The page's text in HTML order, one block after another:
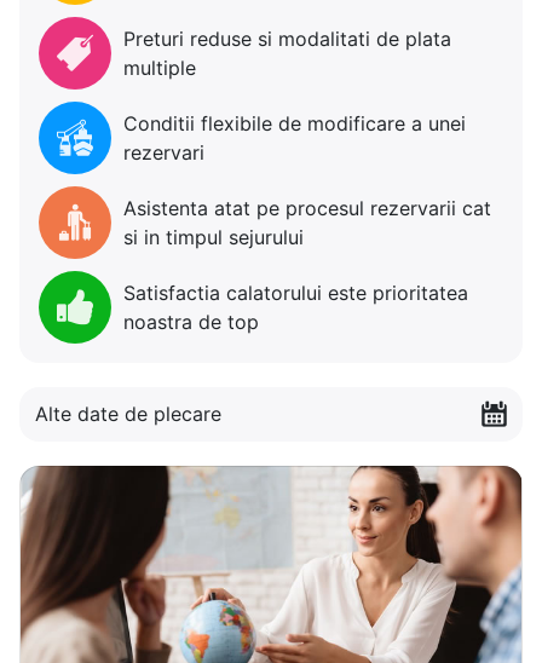
Preturi reduse si modalitati de plata
multiple
Conditii flexibile de modificare a unei
rezervari
Asistenta atat pe procesul rezervarii cat
si in timpul sejurului
Satisfactia calatorului este prioritatea
noastra de top
Alte date de plecare